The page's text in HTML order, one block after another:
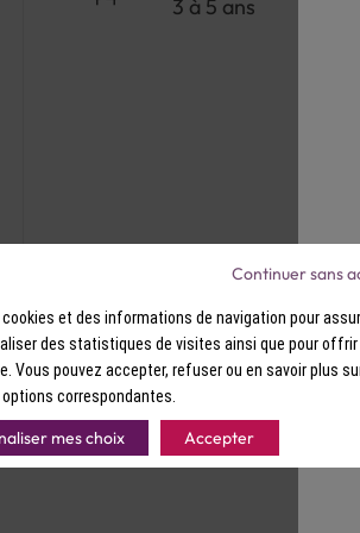
Pour en profiter pleinement,
3 à 5 ans
et des informations de navigation pour
des statistiques de visites ainsi que pour offrir
Vous pouvez accepter, refuser ou en savoir plus
correspondantes.
mes choix Accepter
Continuer sans